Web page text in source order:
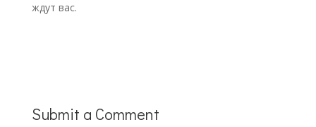
ждут вас.
Submit a Comment